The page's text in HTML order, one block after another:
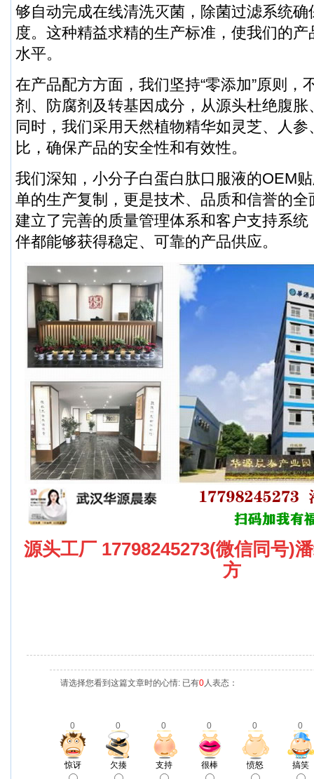
够自动完成在线清洗灭菌，除菌过滤系统
度。这种精益求精的生产标准，使我们的
水平。
在产品配方方面，我们坚持“零添加”原则，
剂、防腐剂及转基因成分，从源头杜绝腹
同时，我们采用天然植物精华如灵芝、人
比，确保产品的安全性和有效性。
我们深知，小分子白蛋白肽口服液的OEM
单的生产复制，更是技术、品质和信誉的
建立了完善的质量管理体系和客户支持系
伴都能够获得稳定、可靠的产品供应。
源头工厂 17798245273(微信同号)
方
请选择您看到这篇文章时的心情: 已有0人表态：
0 0 0 0 0 0
惊讶 欠揍 支持 很棒 愤怒 搞笑